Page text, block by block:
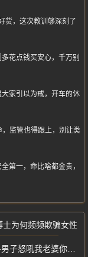
货，这次教训够深刻了
花点钱买安心，千万别
家引以为戒，开车的休
监管也得跟上，别让类
第一，命比啥都金贵，
为何频频欺骗女性
吼我老婆你也敢睡